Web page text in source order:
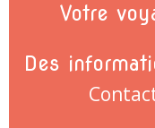
Votre
Des